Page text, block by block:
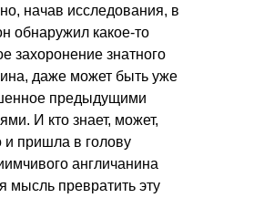
начав исследования, в
обнаружил какое-то
захоронение знатного
даже может быть уже
предыдущими
И кто знает, может,
и пришла в голову
англичанина
мысль превратить эту